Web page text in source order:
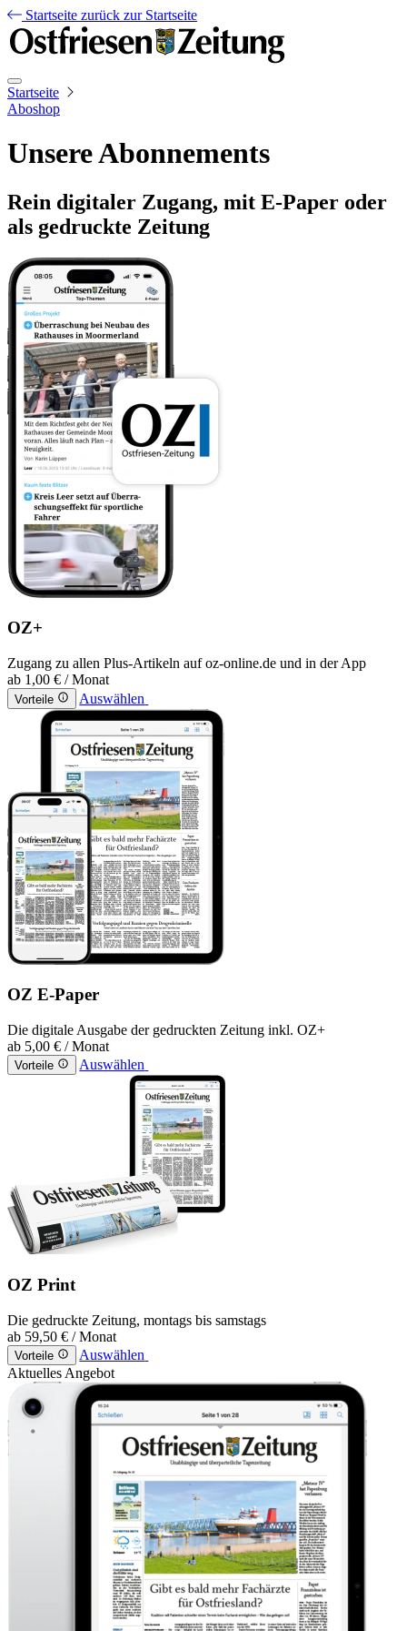
Startseite zurück zur Startseite
Startseite
Aboshop
Unsere Abonnements
Rein digitaler Zugang, mit E-Paper oder
als gedruckte Zeitung
OZ+
Zugang zu allen Plus-Artikeln auf oz-online.de und in der App
ab 1,00 € / Monat
Vorteile Auswählen
OZ E-Paper
Die digitale Ausgabe der gedruckten Zeitung inkl. OZ+
ab 5,00 € / Monat
Vorteile Auswählen
OZ Print
Die gedruckte Zeitung, montags bis samstags
ab 59,50 € / Monat
Vorteile
Auswählen
Aktuelles Angebot